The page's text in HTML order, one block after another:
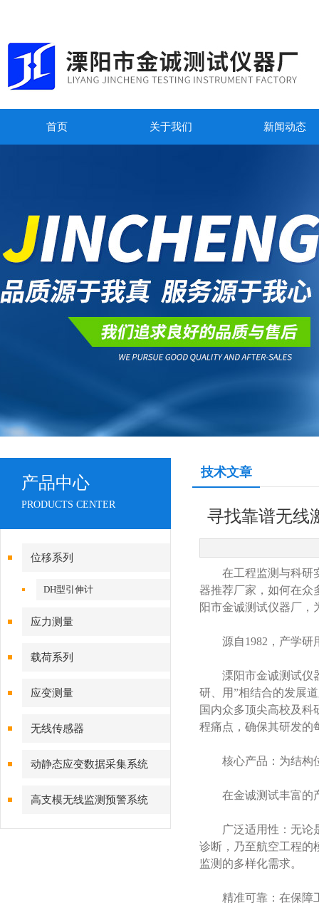
首页 关于我们 新闻动态
产品中心
PRODUCTS CENTER
位移系列
DH型引伸计
应力测量
载荷系列
应变测量
无线传感器
动静态应变数据采集系统
高支模无线监测预警系统
技术文章
寻找靠谱无线
在工程监测与科研实
器推荐厂家，如何在
阳市金诚测试仪器厂
源自1982，产学研
溧阳市金诚测试仪器
研、用”相结合的发展
国内众多顶尖高校及科
程痛点，确保其研发的
核心产品：为结构
在金诚测试丰富的产
广泛适用性：无论是
诊断，乃至航空工程的
监测的多样化需求。
精准可靠：在保障工